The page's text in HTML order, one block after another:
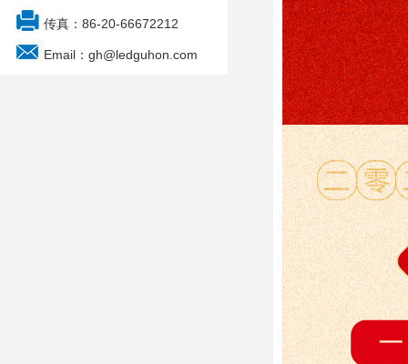
传真：86-20-66672212
Email：gh@ledguhon.com